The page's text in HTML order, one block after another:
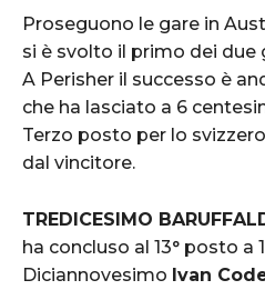
Proseguono le gare in
si è svolto il primo dei
A Perisher il successo è
che ha lasciato a 6
Terzo posto per lo svizzero
dal vincitore.
TREDICESIMO
ha concluso al 13° posto a
Diciannovesimo Ivan